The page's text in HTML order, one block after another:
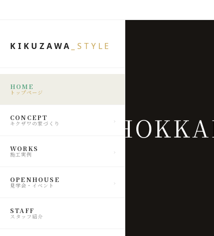
KIKUZAWA _STYLE
HOME
トップページ
CONCEPT
キクザワの家づくり
WORKS
施工実例
OPENHOUSE
見学会・イベント
STAFF
スタッフ紹介